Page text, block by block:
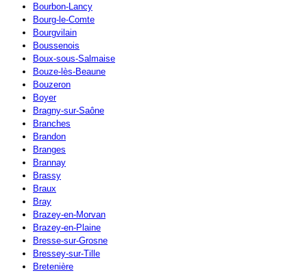
Bourbon-Lancy
Bourg-le-Comte
Bourgvilain
Boussenois
Boux-sous-Salmaise
Bouze-lès-Beaune
Bouzeron
Boyer
Bragny-sur-Saône
Branches
Brandon
Branges
Brannay
Brassy
Braux
Bray
Brazey-en-Morvan
Brazey-en-Plaine
Bresse-sur-Grosne
Bressey-sur-Tille
Bretenière